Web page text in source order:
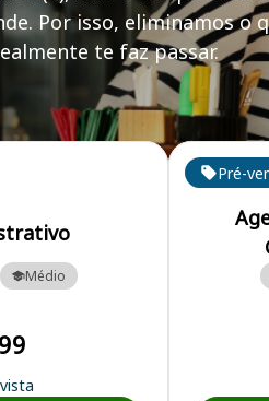
Por isso, eliminamos o
te faz passar.
Trindade/MT - Prefeitura
concurso
Médio
99
Pré-